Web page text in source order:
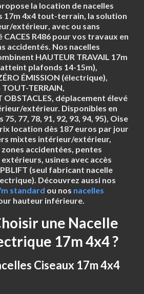
la location de nacelles
17m 4x4 tout-terrain, la solution
extérieur, avec ou sans
R486 pour vos travaux en
accidentés. Nos nacelles
HAUTEUR TRAVAIL 17m
plafonds 14-15m),
ÉMISSION (électrique),
TOUT-TERRAIN,
OBSTACLES, déplacement élevé
extérieur. Disponibles en
77, 78, 91, 92, 93, 94, 95), Oise
location dès 187 euros par jour
mixtes intérieur/extérieur,
accidentées, pentes
usines avec accès
(seul fabricant nacelle
Découvrez aussi nos
standard ou nos nacelles
hauteur inférieure.
une Nacelle
17m 4x4 ?
Ciseaux 17m 4x4